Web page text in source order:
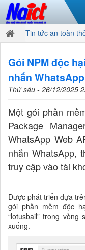
Tin tức an toàn
Gói NPM độc
nhắn WhatsApp
Thứ sáu - 26/12/2025
Một gói phần
Package
WhatsApp Web
nhắn WhatsApp,
truy cập vào tài
Được phát triển dựa
gói phần mềm độc
“lotusbail” trong
xuống.